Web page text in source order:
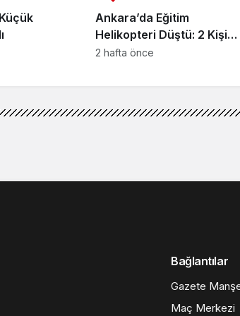
Ankara’da Eğitim
Helikopteri Düştü: 2 Kişi
Yaralandı
2 hafta önce
Bakan Ersoy: “Müzik meslek
“Müzik
TL’yi aşmış